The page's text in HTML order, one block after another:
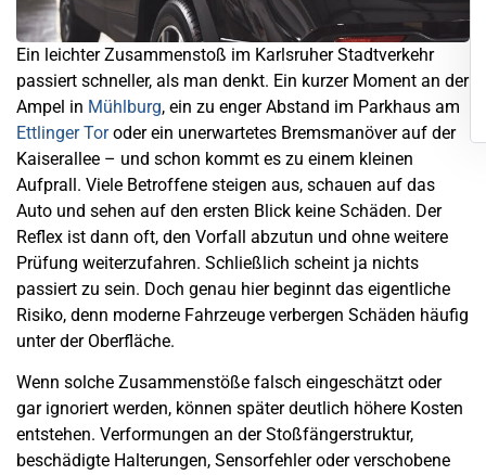
Ein leichter Zusammenstoß im Karlsruher Stadtverkehr
passiert schneller, als man denkt. Ein kurzer Moment an der
Ampel in Mühlburg, ein zu enger Abstand im Parkhaus am
Ettlinger Toroder ein unerwartetes Bremsmanöver auf der
Kaiserallee – und schon kommt es zu einem kleinen
Aufprall. Viele Betroffene steigen aus, schauen auf das
Auto und sehen auf den ersten Blick keine Schäden. Der
Reflex ist dann oft, den Vorfall abzutun und ohne weitere
Prüfung weiterzufahren. Schließlich scheint ja nichts
passiert zu sein. Doch genau hier beginnt das eigentliche
Risiko, denn moderne Fahrzeuge verbergen Schäden häufig
unter der Oberfläche.
Wenn solche Zusammenstöße falsch eingeschätzt oder
gar ignoriert werden, können später deutlich höhere Kosten
entstehen. Verformungen an der Stoßfängerstruktur,
beschädigte Halterungen, Sensorfehler oder verschobene